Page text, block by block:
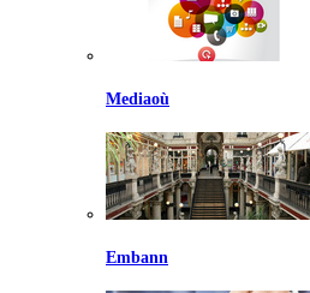
Mediaoù
Embann